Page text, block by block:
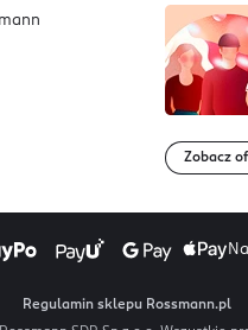
Zobacz
Regulamin sklepu Rossmann.pl